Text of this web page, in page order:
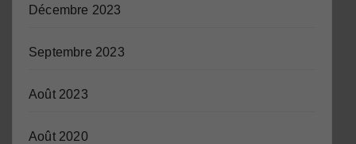
Décembre 2023
Septembre 2023
Août 2023
Août 2020